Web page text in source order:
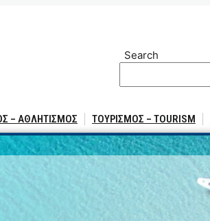
Search
– ΑΘΛΗΤΙΣΜΟΣ ΤΟΥΡΙΣΜΟΣ – TOURISM